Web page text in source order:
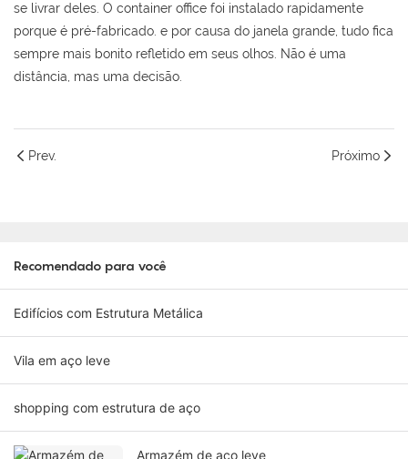
se livrar deles. O container office foi instalado rapidamente
porque é pré-fabricado. e por causa do janela grande, tudo fica
sempre mais bonito refletido em seus olhos. Não é uma
distância, mas uma decisão.
Prev. Próximo
Recomendado para você
Edifícios com Estrutura Metálica
Vila em aço leve
shopping com estrutura de aço
Armazém de aço leve